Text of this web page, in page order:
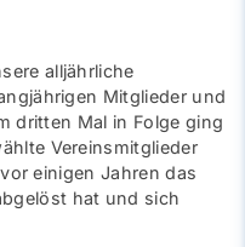
alljährliche
Mitglieder und
dritten Mal in Folge ging
Vereinsmitglieder
einigen Jahren das
hat und sich